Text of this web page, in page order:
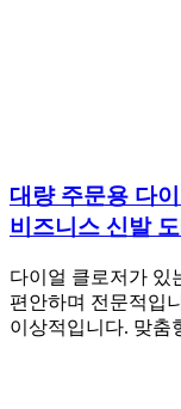
대량 주문용 다
비즈니스 신발 도
다이얼 클로저가 있
편안하며 전문적입
이상적입니다. 맞춤